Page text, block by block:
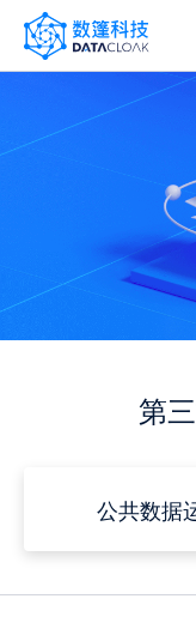
DATACLOAK
LOGO
第
公共数据